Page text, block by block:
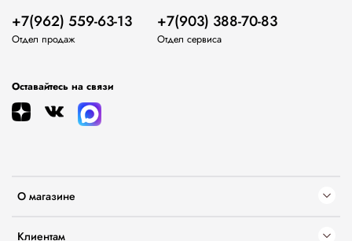
О магазине
Клиентам
+7(962) 559-63-13
Отдел продаж
+7(903) 388-70-83
Отдел сервиса
Оставайтесь на связи